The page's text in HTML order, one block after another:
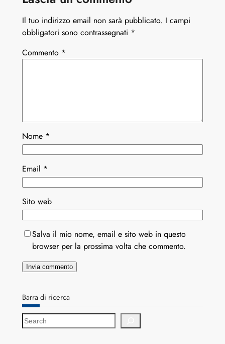
Il tuo indirizzo email non sarà pubblicato. I campi
obbligatori sono contrassegnati *
Commento *
Nome *
Email *
Sito web
Salva il mio nome, email e sito web in questo
browser per la prossima volta che commento.
Barra di ricerca
S
e